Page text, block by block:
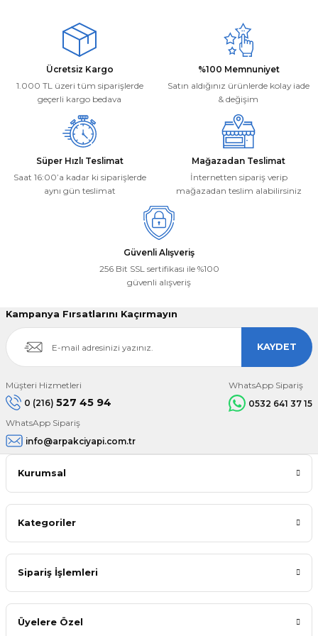
Ürün açıklamasında eksik bilgiler bulunuyor.
Ürün bilgilerinde hatalar bulunuyor.
Ürün fiyatı diğer sitelerden daha pahalı.
Bu ürüne benzer farklı alternatifler olmalı.
Mehmet Kayış | 17/02/2026
Deneyimini Paylaş
Ücretsiz Kargo
1.000 TL üzeri tüm siparişlerde
geçerli kargo bedava
%100 Memnuniyet
Satın aldığınız ürünlerde kolay iade
& değişim
Süper Hızlı Teslimat
Saat 16:00’a kadar ki siparişlerde
aynı gün teslimat
Mağazadan Teslimat
İnternetten sipariş verip
mağazadan teslim alabilirsiniz
Güvenli Alışveriş
256 Bit SSL sertifikası ile %100
güvenli alışveriş
Kampanya Fırsatlarını Kaçırmayın
KAYDET
Müşteri Hizmetleri
0 (216) 527 45 94
WhatsApp Sipariş
0532 641 37 15
WhatsApp Sipariş
info@arpakciyapi.com.tr
Kurumsal
Kategoriler
Sipariş İşlemleri
Üyelere Özel